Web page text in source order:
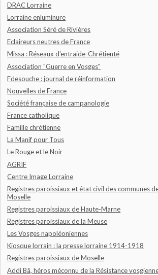
DRAC Lorraine
Lorraine enluminure
Association Séré de Rivières
Eclaireurs neutres de France
Missa : Réseaux d'entraide-Chrétienté
Association "Guerre en Vosges"
Fdesouche : journal de réinformation
Nouvelles de France
Société française de campanologie
France catholique
Famille chrétienne
La Manif pour Tous
Le Rouge et le Noir
AGRIF
Centre Image Lorraine
Registres paroissiaux et état civil des communes
Moselle
Registres paroissiaux de Haute-Marne
Registres paroissiaux de la Meuse
Les Vosges napoléoniennes
Kiosque lorrain : la presse lorraine 1914-1918
Registres paroissiaux de Moselle
Addi Bâ, héros méconnu de la Résistance